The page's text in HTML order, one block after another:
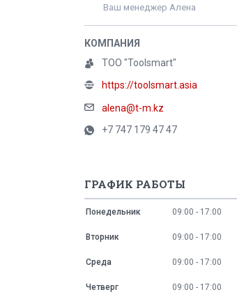
Ваш менеджер Алена
ТОО "Toolsmart"
https://toolsmart.asia
alena@t-m.kz
+7 747 179 47 47
ГРАФИК РАБОТЫ
Понедельник 09:00 17:00
Вторник 09:00 17:00
Среда 09:00 17:00
Четверг 09:00 17:00